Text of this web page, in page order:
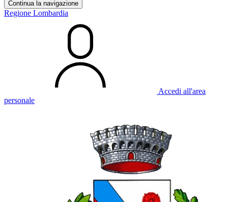
Continua la navigazione
Regione Lombardia
Accedi all'area
personale